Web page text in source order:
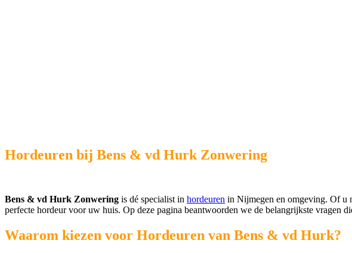
Hordeuren bij Bens & vd Hurk Zonwering
Bens & vd Hurk Zonwering is dé specialist in hordeuren in Nijmegen en omgeving. Of u
perfecte hordeur voor uw huis. Op deze pagina beantwoorden we de belangrijkste vragen
Waarom kiezen voor Hordeuren van Bens & vd Hurk?